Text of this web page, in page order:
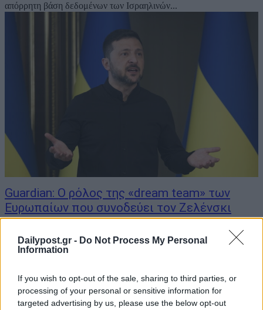
Dailypost.gr - Do Not Process My Personal
Information
If you wish to opt-out of the sale, sharing to third parties, or
processing of your personal or sensitive information for
targeted advertising by us, please use the below opt-out
απόρρητη βάση δεδομένων των Ισραηλινών...
Guardian: O ρόλος της «dream team» των
Ευρωπαίων που συνοδεύει τον Ζελένσκι
Μια ομάδα Ευρωπαίων ηγετών συνοδεύει τον Βολονίμιρ Ζελένσκι
την επίθεση από Τραμπ και Τζέι Ντι Βανς, όπως αναφέρει ο...